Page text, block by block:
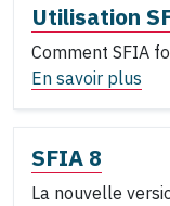
Utilisation
Comment SFIA
En savoir plus
SFIA 8
La nouvelle